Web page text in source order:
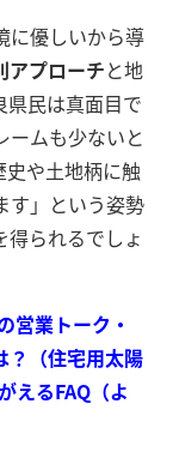
に優しいから導
アプローチと地
県民は真面目で
ームも少ないと
や土地柄に触
す」という姿勢
られるでしょ
営業トーク・
？（住宅用太陽
えるFAQ（よ